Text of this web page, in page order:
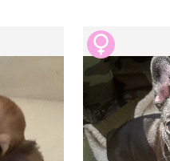
このブリーダーの詳細